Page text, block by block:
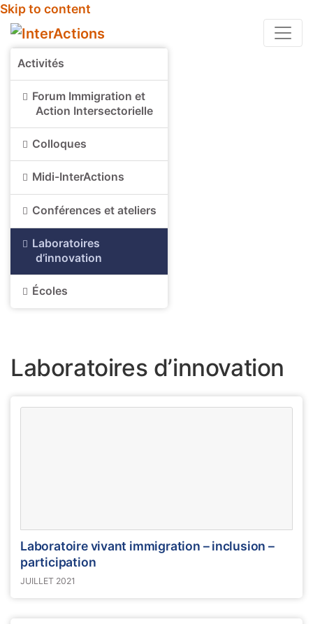
Skip to content
Activités
Forum Immigration et
Action Intersectorielle
Colloques
Midi-InterActions
Conférences et ateliers
Laboratoires
d’innovation
Écoles
Laboratoires d’innovation
Laboratoire vivant immigration – inclusion –
participation
JUILLET 2021